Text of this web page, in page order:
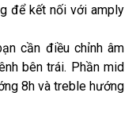
để kết nối với amply
cần điều chỉnh âm
bên trái. Phần mid
8h và treble hướng